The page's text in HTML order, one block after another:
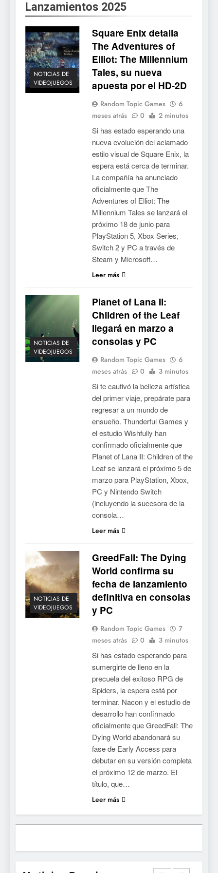
Lanzamientos 2025
NOTICIAS DE
VIDEOJUEGOS
Square Enix detalla
The Adventures of
Elliot: The Millennium
Tales, su nueva
apuesta por el HD-2D
Random Topic Games
6
meses atrás
0 2 minutos
Si has estado esperando una
nueva evolución del aclamado
estilo visual de Square Enix, la
espera está cerca de terminar.
La compañía ha anunciado
oficialmente que The
Adventures of Elliot: The
Millennium Tales se lanzará el
próximo 18 de junio para
PlayStation 5, Xbox Series,
Switch 2 y PC a través de
Steam y Microsoft…
Leer más
NOTICIAS DE
VIDEOJUEGOS
Planet of Lana II:
Children of the Leaf
llegará en marzo a
consolas y PC
Random Topic Games
6
meses atrás
0 3 minutos
Si te cautivó la belleza artística
del primer viaje, prepárate para
regresar a un mundo de
ensueño. Thunderful Games y
el estudio Wishfully han
confirmado oficialmente que
Planet of Lana II: Children of the
Leaf se lanzará el próximo 5 de
marzo para PlayStation, Xbox,
PC y Nintendo Switch
(incluyendo la sucesora de la
consola…
Leer más
NOTICIAS DE
VIDEOJUEGOS
GreedFall: The Dying
World confirma su
fecha de lanzamiento
definitiva en consolas
y PC
Random Topic Games
7
meses atrás
0 3 minutos
Si has estado esperando para
sumergirte de lleno en la
precuela del exitoso RPG de
Spiders, la espera está por
terminar. Nacon y el estudio de
desarrollo han confirmado
oficialmente que GreedFall: The
Dying World abandonará su
fase de Early Access para
debutar en su versión completa
el próximo 12 de marzo. El
título, que…
Leer más
Mistbound: Guild Wars
para PC y móviles
NOTICIAS DE VIDEOJUEGOS
6
Onimusha: Way of the Sword
ya tiene fecha: Capcom
reservas
NOTICIAS DE VIDEOJUEGOS
No Rest for the Wicked
confirma su versión 1.0 para
octubre en PS5 y PC
NOTICIAS DE VIDEOJUEGOS
Stuntman: Hollywood
devuelve el espectáculo de
la conducción acrobática a
PS5, Xbox Series X|S y PC
NOTICIAS DE VIDEOJUEGOS
Ragnarok Origin: Classic ya
está disponible, y es el único
RO F2P-friendly de la saga
NOTICIAS DE VIDEOJUEGOS
Humble Choice de julio